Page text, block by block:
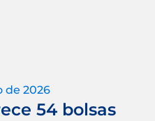
de 2026
54 bolsas